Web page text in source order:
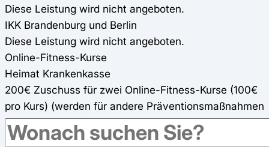
Diese Leistung wird nicht angeboten.
IKK Brandenburg und Berlin
Diese Leistung wird nicht angeboten.
Online-Fitness-Kurse
Heimat Krankenkasse
200€ Zuschuss für zwei Online-Fitness-Kurse (100€
pro Kurs) (werden für andere Präventionsmaßnahmen
mit angerechnet) 80%
IKK Brandenburg und Berlin